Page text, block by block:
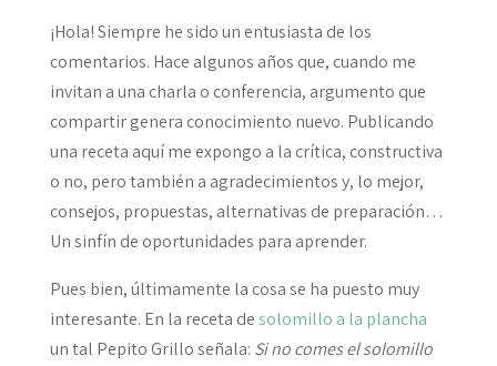
¡Hola! Siempre he sido un entusiasta de los
comentarios. Hace algunos años que, cuando me
invitan a una charla o conferencia, argumento que
compartir genera conocimiento nuevo. Publicando
una receta aquí me expongo a la crítica, constructiva
o no, pero también a agradecimientos y, lo mejor,
consejos, propuestas, alternativas de preparación…
Un sinfín de oportunidades para aprender.
Pues bien, últimamente la cosa se ha puesto muy
interesante. En la receta desolomillo a la plancha
un tal Pepito Grillo señala: Si no comes el solomillo